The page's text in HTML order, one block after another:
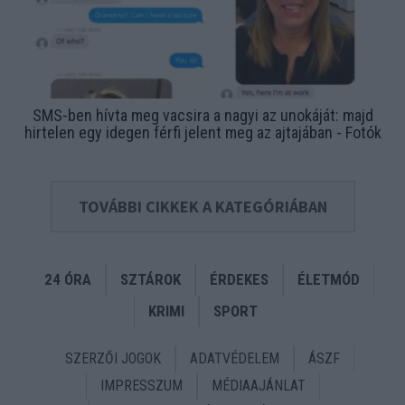
SMS-ben hívta meg vacsira a nagyi az unokáját: majd
hirtelen egy idegen férfi jelent meg az ajtajában - Fotók
TOVÁBBI CIKKEK A KATEGÓRIÁBAN
24 ÓRA SZTÁROK ÉRDEKES
ÉLETMÓD
KRIMI
SPORT
SZERZŐI JOGOK ADATVÉDELEM
ÁSZF
IMPRESSZUM
MÉDIAAJÁNLAT